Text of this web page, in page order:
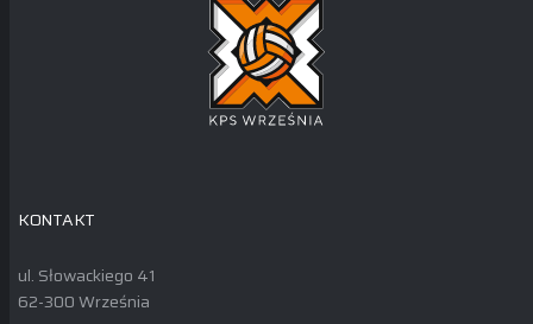
KONTAKT
ul. Słowackiego 41
62-300 Września